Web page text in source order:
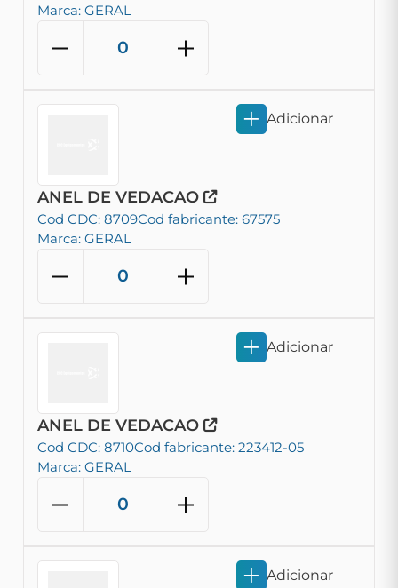
Marca: GERAL
ANEL DE VEDACAO
Cod CDC: 8709Cod fabricante: 67575
Marca: GERAL
Adicionar
ANEL DE VEDACAO
Cod CDC: 8710Cod fabricante: 223412-05
Marca: GERAL
Adicionar
Adicionar